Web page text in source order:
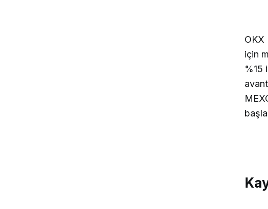
OKX
için
%15